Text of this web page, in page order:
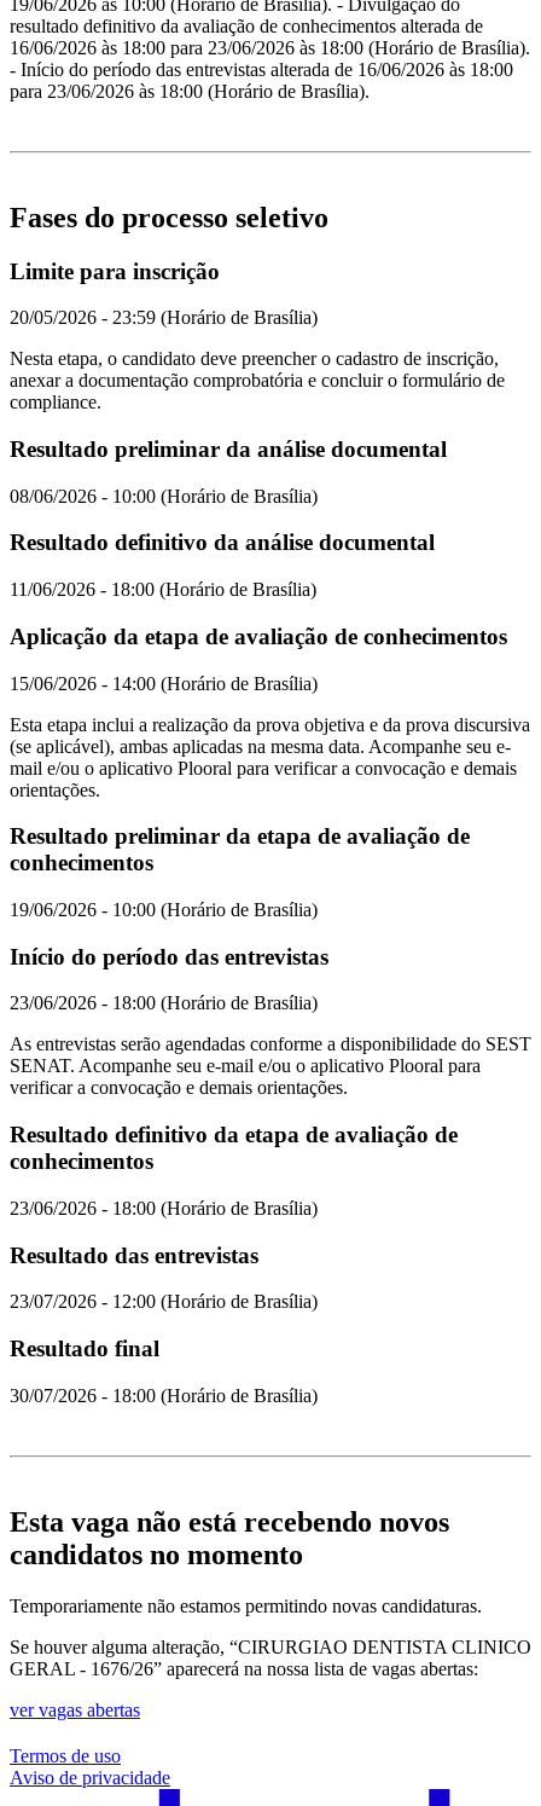
resultado definitivo da avaliação de conhecimentos alterada de
16/06/2026 às 18:00 para 23/06/2026 às 18:00 (Horário de Brasília).
- Início do período das entrevistas alterada de 16/06/2026 às 18:00
para 23/06/2026 às 18:00 (Horário de Brasília).
Fases do processo seletivo
Limite para inscrição
20/05/2026 - 23:59 (Horário de Brasília)
Nesta etapa, o candidato deve preencher o cadastro de inscrição,
anexar a documentação comprobatória e concluir o formulário de
compliance.
Resultado preliminar da análise documental
08/06/2026 - 10:00 (Horário de Brasília)
Resultado definitivo da análise documental
11/06/2026 - 18:00 (Horário de Brasília)
Aplicação da etapa de avaliação de conhecimentos
15/06/2026 - 14:00 (Horário de Brasília)
Esta etapa inclui a realização da prova objetiva e da prova discursiva
(se aplicável), ambas aplicadas na mesma data. Acompanhe seu e-
mail e/ou o aplicativo Plooral para verificar a convocação e demais
orientações.
Resultado preliminar da etapa de avaliação de
conhecimentos
19/06/2026 - 10:00 (Horário de Brasília)
Início do período das entrevistas
23/06/2026 - 18:00 (Horário de Brasília)
As entrevistas serão agendadas conforme a disponibilidade do SEST
SENAT. Acompanhe seu e-mail e/ou o aplicativo Plooral para
verificar a convocação e demais orientações.
Resultado definitivo da etapa de avaliação de
conhecimentos
23/06/2026 - 18:00 (Horário de Brasília)
Resultado das entrevistas
23/07/2026 - 12:00 (Horário de Brasília)
Resultado final
30/07/2026 - 18:00 (Horário de Brasília)
Esta vaga não está recebendo novos
candidatos no momento
Temporariamente não estamos permitindo novas candidaturas.
Se houver alguma alteração, “CIRURGIAO DENTISTA CLINICO
GERAL - 1676/26” aparecerá na nossa lista de vagas abertas:
ver vagas abertas
Termos de uso
Aviso de privacidade